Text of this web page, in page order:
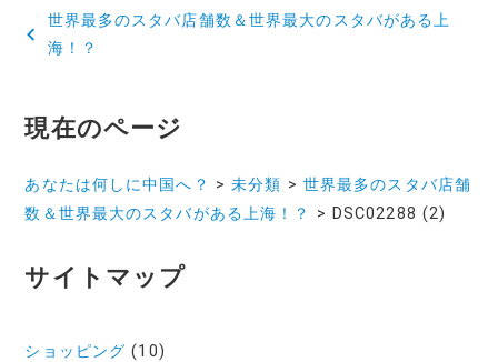
稿
ビ
ゲ
ー
ョ
世界最多のスタバ店舗数＆世界最大のスタバがある上
海！？
現在のページ
あなたは何しに中国へ？ >未分類 > 世界最多のスタバ店舗
数＆世界最大のスタバがある上海！？
> DSC02288 (2)
サイトマップ
ショッピング (10)